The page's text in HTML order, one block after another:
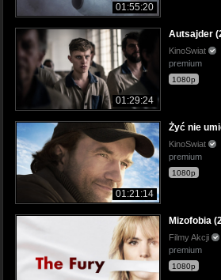
01:55:20
01:29:24
Autsajder
KinoSwiat
premium
1080p
01:21:14
Żyć nie
KinoSwiat
premium
1080p
Mizofobia
Filmy Akcji
premium
1080p